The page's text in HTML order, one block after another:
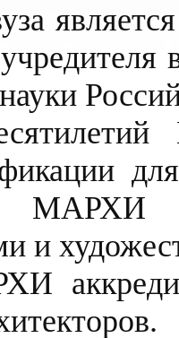
МАРХИ
и